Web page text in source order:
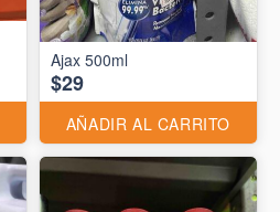
Ajax 500ml
$29
AÑADIR AL CARRITO